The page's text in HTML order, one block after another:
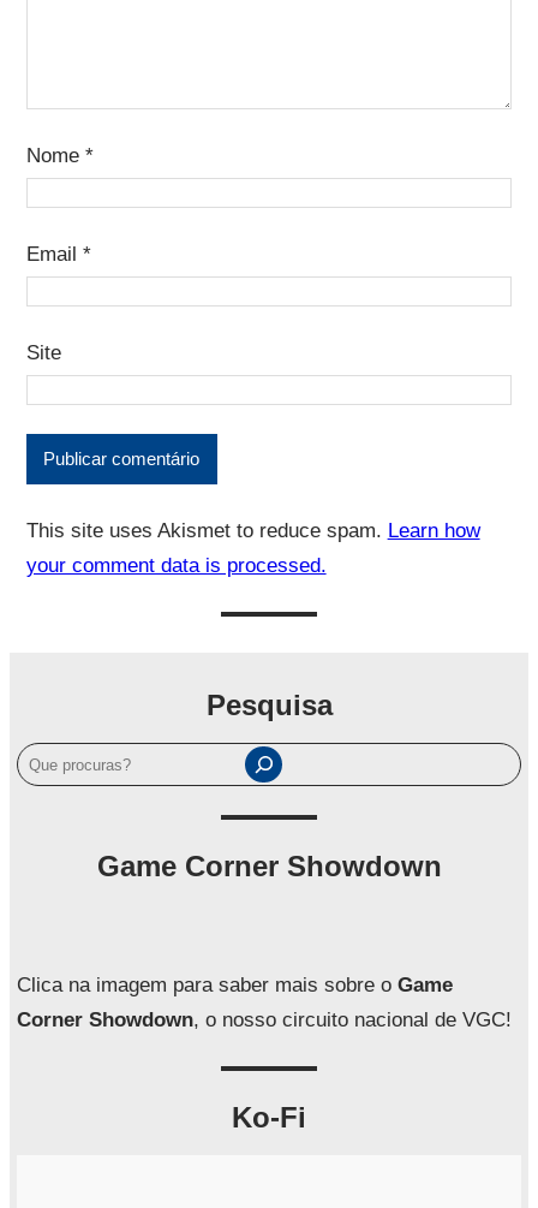
Nome *
Email *
Site
This site uses Akismet to reduce spam. Learn how
your comment data is processed.
Pesquisa
P
e
a
Game Corner Showdown
Clica na imagem para saber mais sobre o Game
Corner Showdown, o nosso circuito nacional de VGC!
Ko-Fi